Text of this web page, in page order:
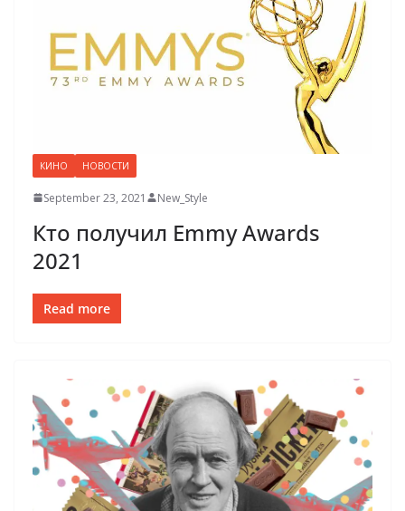
КИНО НОВОСТИ
September 23, 2021 New_Style
Кто получил Emmy Awards
2021
Read more